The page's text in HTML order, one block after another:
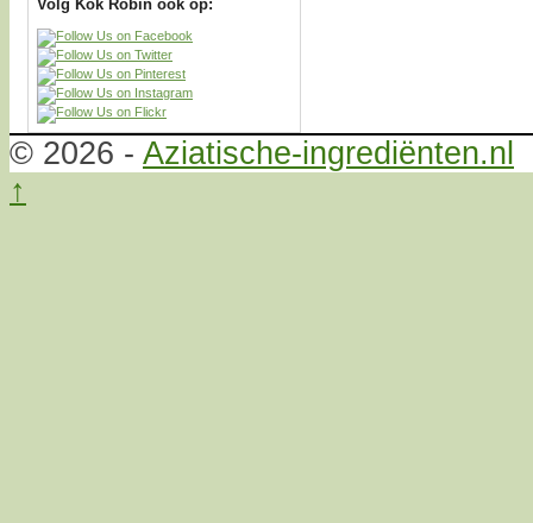
Volg Kok Robin ook op:
© 2026 - Aziatische-ingrediënten.nl
↑